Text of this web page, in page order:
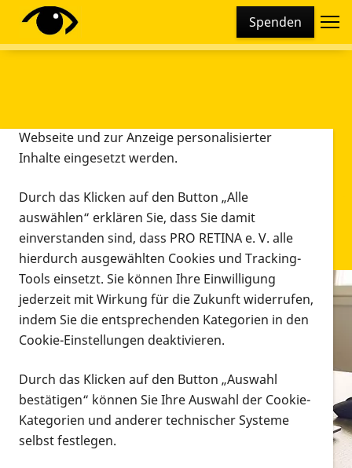
Spenden
Infomaterial
Infomaterial
Vorlesen
Alle Infomaterialien in verschiedenen
Formaten an einem Ort
Diese Webseite setzt verschiedene Cookies und
Tracking-Tools ein. Dies beinhaltet Cookies und
Webseite und zur Anzeige personalisierter
Inhalte eingesetzt werden.
Durch das Klicken auf den Button „Alle
auswählen“ erklären Sie, dass Sie damit
einverstanden sind, dass PRO RETINA e. V. alle
hierdurch ausgewählten Cookies und Tracking-
Tools einsetzt. Sie können Ihre Einwilligung
jederzeit mit Wirkung für die Zukunft widerrufen,
indem Sie die entsprechenden Kategorien in den
Cookie-Einstellungen deaktivieren.
Durch das Klicken auf den Button „Auswahl
bestätigen“ können Sie Ihre Auswahl der Cookie-
Kategorien und anderer technischer Systeme
selbst festlegen.